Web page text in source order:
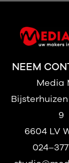
NEEM
Media
Bijsterhuizen
9
6604 LV